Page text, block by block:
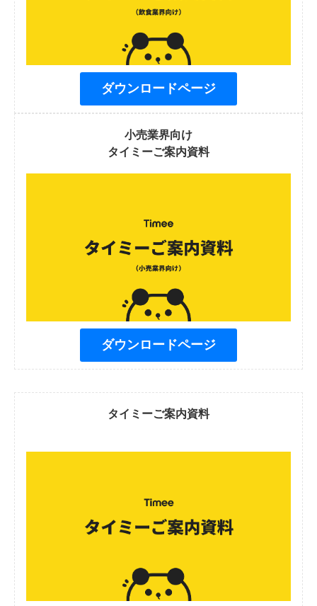
ダウンロードページ
小売業界向け
タイミーご案内資料
ダウンロードページ
タイミーご案内資料